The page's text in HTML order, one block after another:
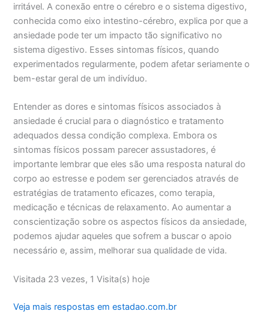
irritável. A conexão entre o cérebro e o sistema digestivo,
conhecida como eixo intestino-cérebro, explica por que a
ansiedade pode ter um impacto tão significativo no
sistema digestivo. Esses sintomas físicos, quando
experimentados regularmente, podem afetar seriamente o
bem-estar geral de um indivíduo.
Entender as dores e sintomas físicos associados à
ansiedade é crucial para o diagnóstico e tratamento
adequados dessa condição complexa. Embora os
sintomas físicos possam parecer assustadores, é
importante lembrar que eles são uma resposta natural do
corpo ao estresse e podem ser gerenciados através de
estratégias de tratamento eficazes, como terapia,
medicação e técnicas de relaxamento. Ao aumentar a
conscientização sobre os aspectos físicos da ansiedade,
podemos ajudar aqueles que sofrem a buscar o apoio
necessário e, assim, melhorar sua qualidade de vida.
Visitada 23 vezes, 1 Visita(s) hoje
Veja mais respostas em estadao.com.br